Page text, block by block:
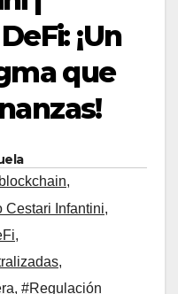
¡Un
que
,
Cestari Infantini,
,
,
, #Regulación